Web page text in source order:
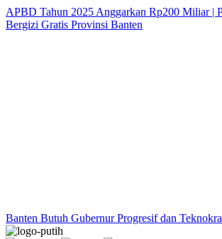
APBD Tahun 2025 Anggarkan Rp200 Miliar |
Bergizi Gratis Provinsi Banten
Banten Butuh Gubernur Progresif dan